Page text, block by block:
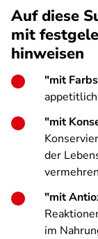
Auf diese
mit
hinweisen
"mit
"mit
der
"mit
im